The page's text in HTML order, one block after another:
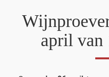
april van